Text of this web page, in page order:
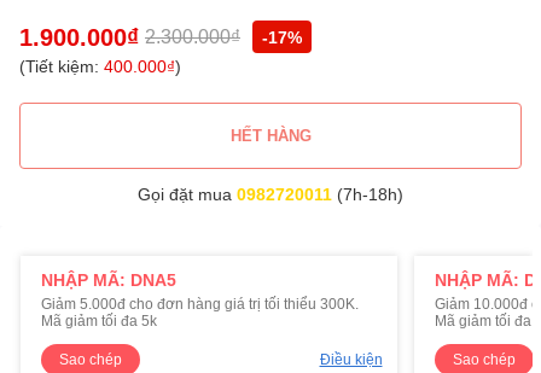
1.900.000₫ 2.300.000₫
-17%
(Tiết kiệm: 400.000₫)
HẾT HÀNG
Gọi đặt mua 0982720011 (7h-18h)
NHẬP MÃ: DNA5
Giảm 5.000đ cho đơn hàng giá trị tối thiểu 300K.
Mã giảm tối đa 5k
Sao chép Điều kiện
NHẬP MÃ:
Giảm 10.000đ
Mã giảm tối đa
Sao chép